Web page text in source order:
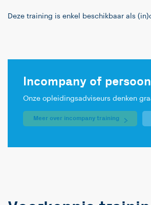
Deze training is enkel beschikbaar als
Incompany of
Onze opleidingsadviseurs denken
Meer over incompany training